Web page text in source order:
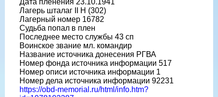
Дата пленения 23.10.1941
Лагерь шталаг II H (302)
Лагерный номер 16782
Судьба попал в плен
Последнее место службы 43 сп
Воинское звание мл. командир
Название источника донесения РГВА
Номер фонда источника информации 517
Номер описи источника информации 1
Номер дела источника информации 92231
https://obd-memorial.ru/html/info.htm?